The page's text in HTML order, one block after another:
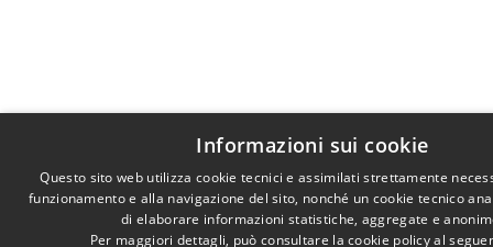
Informazioni sui cookie
Questo sito web utilizza cookie tecnici e assimilati strettamente
funzionamento e alla navigazione del sito, nonché un cookie tecnico
di elaborare informazioni statistiche, aggregate e
Per maggiori dettagli, può consultare la cookie policy al